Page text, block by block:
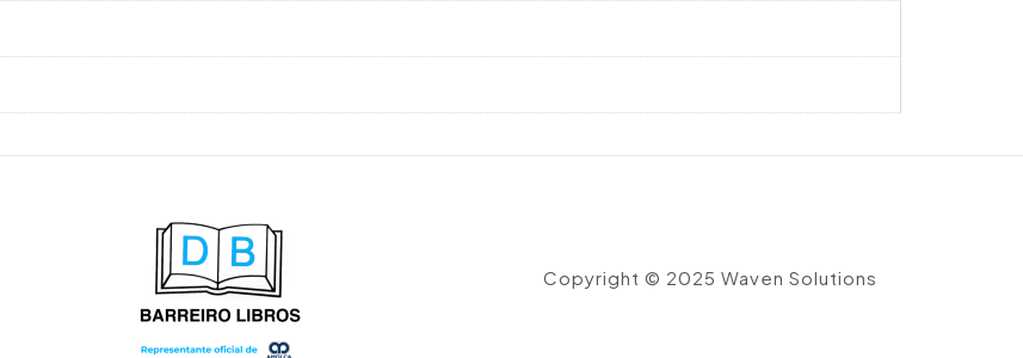
Copyright © 2025 Waven Solutions